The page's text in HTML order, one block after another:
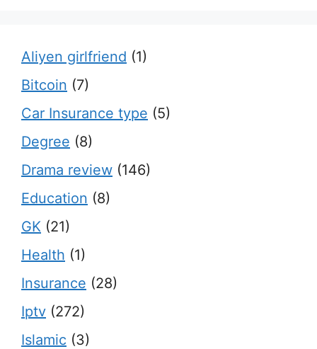
Aliyen girlfriend (1)
Bitcoin (7)
Car Insurance type (5)
Degree (8)
Drama review (146)
Education (8)
GK (21)
Health (1)
Insurance (28)
Iptv (272)
Islamic (3)